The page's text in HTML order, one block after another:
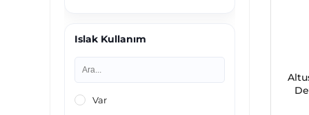
Islak Kullanım
Var